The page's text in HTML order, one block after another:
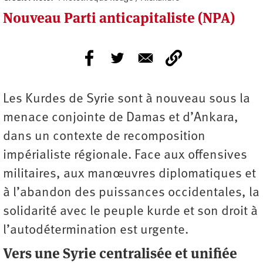
Nouveau Parti anticapitaliste (NPA)
Les Kurdes de Syrie sont à nouveau sous la
menace conjointe de Damas et d’Ankara,
dans un contexte de recomposition
impérialiste régionale. Face aux offensives
militaires, aux manœuvres diplomatiques et
à l’abandon des puissances occidentales, la
solidarité avec le peuple kurde et son droit à
l’autodétermination est urgente.
Vers une Syrie centralisée et unifiée